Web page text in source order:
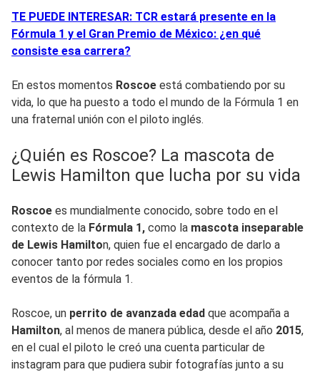
TE PUEDE INTERESAR: TCR estará presente en la
Fórmula 1 y el Gran Premio de México: ¿en qué
consiste esa carrera?
En estos momentos Roscoe está combatiendo por su
vida, lo que ha puesto a todo el mundo de la Fórmula 1 en
una fraternal unión con el piloto inglés.
¿Quién es Roscoe? La mascota de
Lewis Hamilton que lucha por su vida
Roscoe es mundialmente conocido, sobre todo en el
contexto de la Fórmula 1, como la mascota inseparable
de Lewis Hamilton, quien fue el encargado de darlo a
conocer tanto por redes sociales como en los propios
eventos de la fórmula 1.
Roscoe, un perrito de avanzada edad que acompaña a
Hamilton, al menos de manera pública, desde el año 2015,
en el cual el piloto le creó una cuenta particular de
instagram para que pudiera subir fotografías junto a su